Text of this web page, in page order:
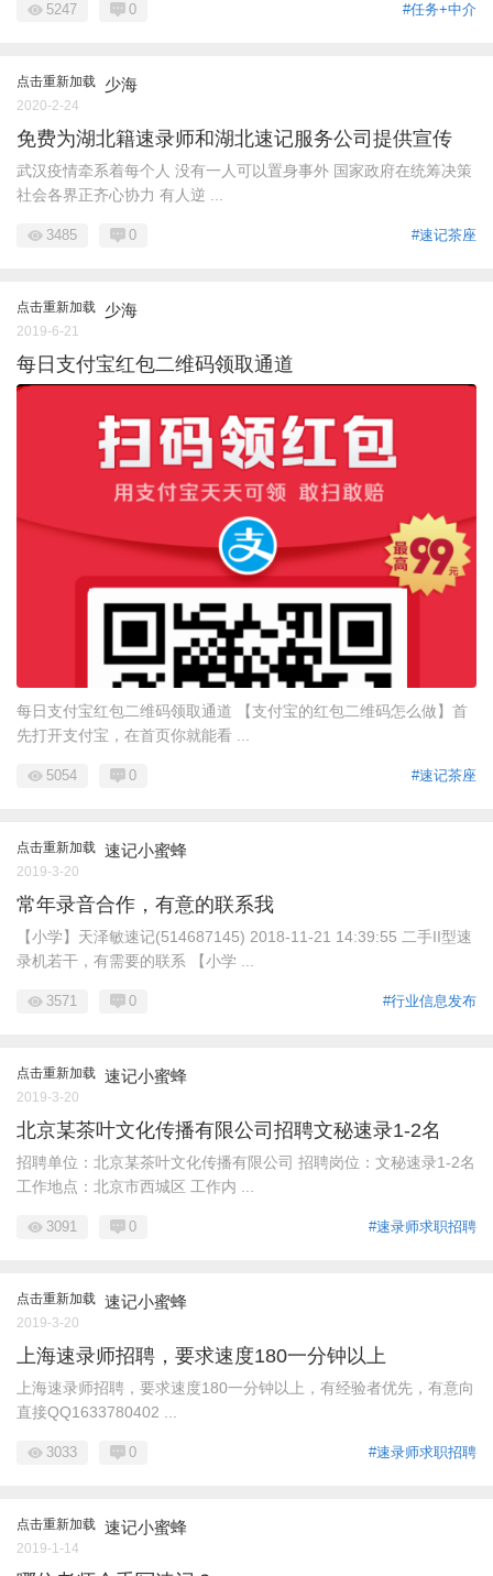
#任务+中介
5247 0
点击重新加载 少海
2020-2-24
免费为湖北籍速录师和湖北速记服务公司提供宣传
武汉疫情牵系着每个人 没有一人可以置身事外 国家政府在统筹决策
社会各界正齐心协力 有人逆 ...
#速记茶座
3485 0
点击重新加载 少海
2019-6-21
每日支付宝红包二维码领取通道
每日支付宝红包二维码领取通道 【支付宝的红包二维码怎么做】首
先打开支付宝，在首页你就能看 ...
#速记茶座
5054 0
点击重新加载 速记小蜜蜂
2019-3-20
常年录音合作，有意的联系我
【小学】天泽敏速记(514687145) 2018-11-21 14:39:55 二手II型速
录机若干，有需要的联系 【小学 ...
#行业信息发布
3571 0
点击重新加载 速记小蜜蜂
2019-3-20
北京某茶叶文化传播有限公司招聘文秘速录1-2名
招聘单位：北京某茶叶文化传播有限公司 招聘岗位：文秘速录1-2名
工作地点：北京市西城区 工作内 ...
#速录师求职招聘
3091 0
点击重新加载 速记小蜜蜂
2019-3-20
上海速录师招聘，要求速度180一分钟以上
上海速录师招聘，要求速度180一分钟以上，有经验者优先，有意向
直接QQ1633780402 ...
#速录师求职招聘
3033 0
点击重新加载 速记小蜜蜂
2019-1-14